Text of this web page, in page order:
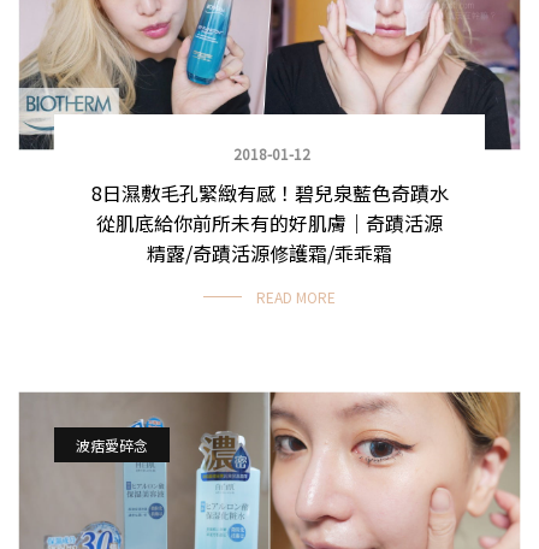
2018-01-12
8日濕敷毛孔緊緻有感！碧兒泉藍色奇蹟水
從肌底給你前所未有的好肌膚｜奇蹟活源
精露/奇蹟活源修護霜/乖乖霜
READ MORE
波痞愛碎念